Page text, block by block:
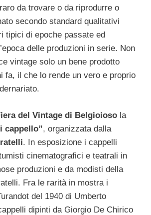
da trovare o da riprodurre o
secondo standard qualitativi
tipici di epoche passate ed
delle produzioni in serie. Non
vintage solo un bene prodotto
fa, il che lo rende un vero e proprio
del Vintage di Belgioioso la
cappello”, organizzata dalla
. In esposizione i cappelli
cinematografici e teatrali in
produzioni e da modisti della
Fra le rarità in mostra i
del 1940 di Umberto
dipinti da Giorgio De Chirico